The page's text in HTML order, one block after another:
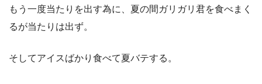
もう一度当たりを出す為に、夏の間ガリガリ君を食べまく
るが当たりは出ず。
そしてアイスばかり食べて夏バテする。